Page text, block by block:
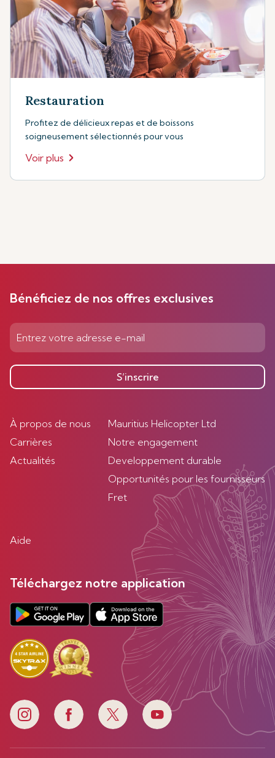
Restauration
Profitez de délicieux repas et de boissons
soigneusement sélectionnés pour vous
Voir plus
Bénéficiez de nos offres exclusives
S’inscrire
À propos de nous
Carrières
Actualités
Mauritius Helicopter Ltd
Notre engagement
Developpement durable
Opportunités pour les fournisseurs
Fret
Aide
Téléchargez notre application